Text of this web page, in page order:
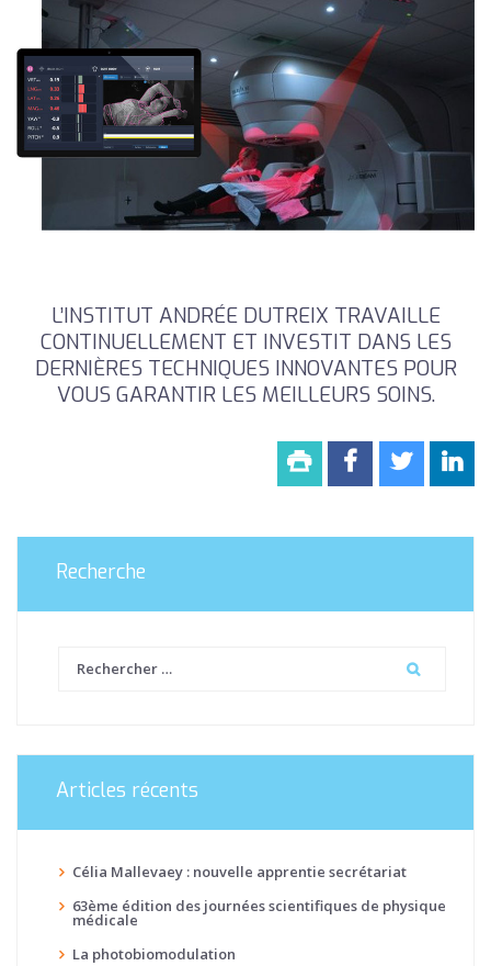
L’INSTITUT ANDRÉE DUTREIX TRAVAILLE
CONTINUELLEMENT ET INVESTIT DANS LES
DERNIÈRES TECHNIQUES INNOVANTES POUR
VOUS GARANTIR LES MEILLEURS SOINS.
Recherche
Articles récents
Célia Mallevaey : nouvelle apprentie secrétariat
63ème édition des journées scientifiques de physique
médicale
La photobiomodulation